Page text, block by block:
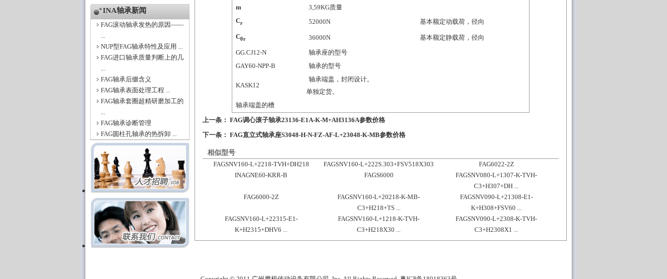
INA轴承新闻
FAG滚动轴承发热的原因——
...
NUP型FAG轴承特性及应用 ...
FAG进口轴承质量判断上的几
...
FAG轴承后缀含义
FAG轴承表面处理工程 ...
FAG轴承套圈超精研磨加工的
...
FAG轴承诊断管理
FAG圆柱孔轴承的热拆卸 ...
m
3,59KG质量
Cr 52000N
基本额定动载荷，径向
C0r 36000N
基本额定静载荷，径向
GG.CJ12-N
轴承座的型号
GAY60-NPP-B
轴承的型号
KASK12
轴承端盖，封闭设计。
单独定货。
轴承端盖的槽
上一条： FAG调心滚子轴承23136-E1A-K-M+AH3136A参数价格
下一条： FAG直立式轴承座S3048-H-N-FZ-AF-L+23048-K-MB参数价格
相似型号
FAGSNV160-L+2218-TVH+DH218
FAGSNV160-L+222S.303+FSV518X303
FAG6022-2Z
INAGNE60-KRR-B
FAGS6000
FAGSNV080-L+1307-K-TVH-
C3+H307+DH ...
FAG6000-2Z
FAGSNV160-L+20218-K-MB-
C3+H218+TS ...
FAGSNV090-L+21308-E1-
K+H308+FSV60 ...
FAGSNV160-L+22315-E1-
K+H2315+DHV6 ...
FAGSNV160-L+1218-K-TVH-
C3+H218X30 ...
FAGSNV090-L+2308-K-TVH-
C3+H2308X1 ...